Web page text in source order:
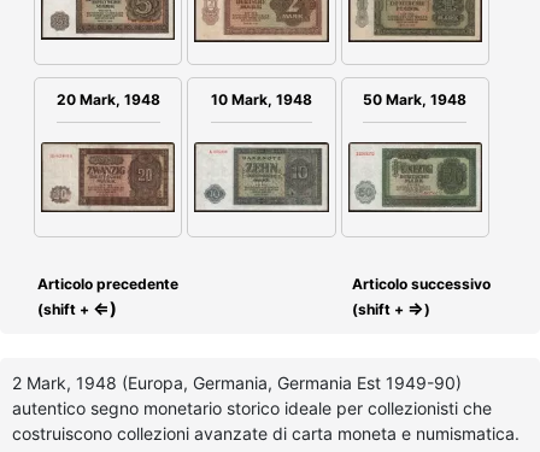
20 Mark, 1948 10 Mark, 1948 50 Mark, 1948
Articolo precedente
(shift + ⇐)
Articolo successivo
(shift + ⇒)
2 Mark, 1948 (Europa, Germania, Germania Est 1949-90)
autentico segno monetario storico ideale per collezionisti che
costruiscono collezioni avanzate di carta moneta e numismatica.